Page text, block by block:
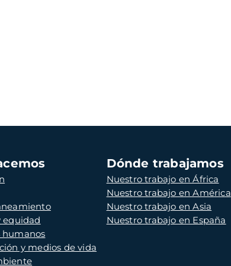
equidad
humanos
y medios de vida
Dónde trabajamos
Nuestro trabajo en África
Nuestro trabajo en América
Nuestro trabajo en Asia
Nuestro trabajo en España